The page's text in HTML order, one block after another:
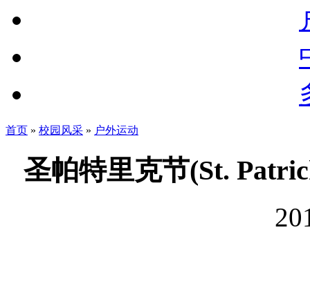
首页 » 校园风采 » 户外运动
圣帕特里克节(St.